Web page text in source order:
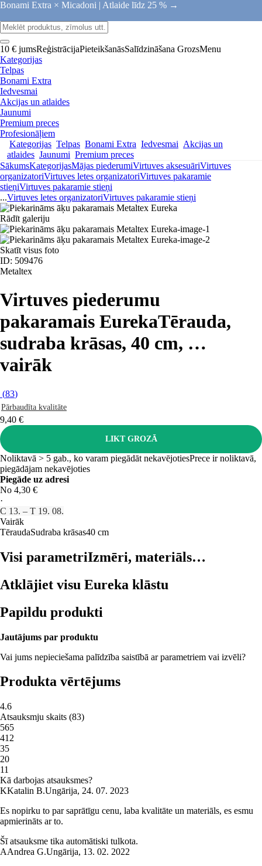
Bonami Extra × Micadoni | Atlaide līdz 25 % →
10 € jumsReģistrācijaPieteikšanāsSalīdzināšana GrozsMenu
Kategorijas
Telpas
Bonami Extra
Iedvesmai
Akcijas un atlaides
Jaunumi
Premium preces
Profesionāļiem
Kategorijas Telpas Bonami Extra Iedvesmai Akcijas un
atlaides Jaunumi Premium preces
SākumsKategorijasMājas piederumiVirtuves aksesuāriVirtuves
organizatoriVirtuves letes organizatoriVirtuves pakaramie
stieņiVirtuves pakaramie stieņi
...Virtuves letes organizatoriVirtuves pakaramie stieņi
Rādīt galeriju
Skatīt visus foto
ID: 509476
Metaltex
Virtuves piederumu
pakaramais EurekaTērauda,
sudraba krāsas, 40 cm, …
vairāk
(83)
Pārbaudīta kvalitāte
9,40 €
LIKT GROZĀ
Noliktavā > 5 gab., ko varam piegādāt nekavējotiesPrece ir noliktavā,
piegādājam nekavējoties
Piegāde uz adresi
No 4,30 €
·
C 13. – T 19. 08.
Vairāk
TēraudaSudraba krāsas40 cm
Visi parametriIzmēri, materiāls…
Atklājiet visu Eureka klāstu
Papildu produkti
Jautājums par produktu
Vai jums nepieciešama palīdzība saistībā ar parametriem vai izvēli?
Produkta vērtējums
4.6
Atsauksmju skaits (83)
565
412
35
20
11
Kā darbojas atsauksmes?
KKatalin B.Ungārija, 24. 07. 2023
Es nopirku to par saprātīgu cenu, laba kvalitāte un materiāls, es esmu
apmierināts ar to.
Šī atsauksme tika automātiski tulkota.
AAndrea G.Ungārija, 13. 02. 2022